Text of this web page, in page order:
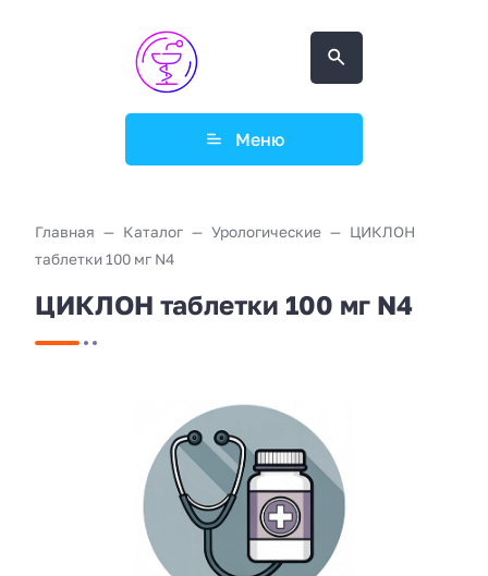
Меню
Главная Каталог Урологические
ЦИКЛОН
таблетки 100 мг N4
ЦИКЛОН таблетки 100 мг N4